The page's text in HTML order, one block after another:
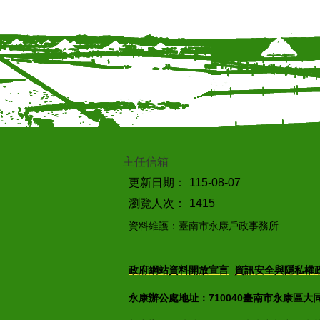
主任信箱
更新日期：
115-08-07
瀏覽人次：
1415
資料維護：臺南市永康戶政事務所
政府網站資料開放宣言 資訊安全與隱私權
永康辦公處地址：710040臺南市永康區